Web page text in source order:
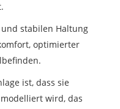
stabilen Haltung
optimierter
ist, dass sie
wird, das